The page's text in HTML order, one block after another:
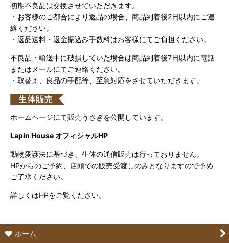
初期不良品は交換させていただきます。
・お客様のご都合により返品の場合、商品到着後2日以内にご連
絡ください。
・返品送料・返金振込み手数料はお客様にてご負担ください。
不良品・輸送中に破損していた場合は商品到着後7日以内に電話
またはメールにてご連絡ください。
・取替え、良品の手配等、至急対応をさせていただきます。
ホームページにて販売うさぎを公開しています。
Lapin House オフィシャルHP
動物愛護法に基づき、生体の通信販売は行っておりません。
HPからのご予約、店頭での販売受渡しのみとなりますので予め
ご了承ください。
詳しくはHPをご覧ください。
ホーム